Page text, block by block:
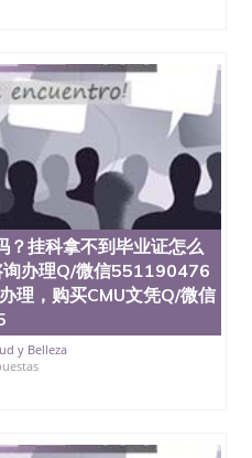
？挂科拿不到毕业证怎么
询办理Q/微信551190476
理，购买CMU文凭Q/微信
y Belleza